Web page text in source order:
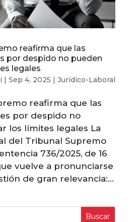
reafirma que las
por despido no pueden
legales
| Sep 4, 2025 | Jurídico-Laboral
reafirma que las
por despido no
los límites legales La
del Tribunal Supremo
736/2025, de 16
vuelve a pronunciarse
de gran relevancia:...
Buscar